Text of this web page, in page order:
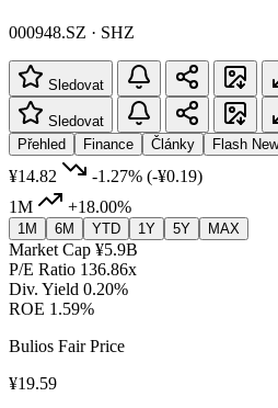
000948.SZ · SHZ
Sledovat
Sledovat
Přehled
Finance Články Flash
¥14.82 -1.27% (-¥0.19)
1M
+18.00%
1M 6M YTD 1Y 5Y MAX
Market Cap ¥5.9B
P/E Ratio 136.86x
Div. Yield 0.20%
ROE 1.59%
Bulios Fair Price
¥19.59